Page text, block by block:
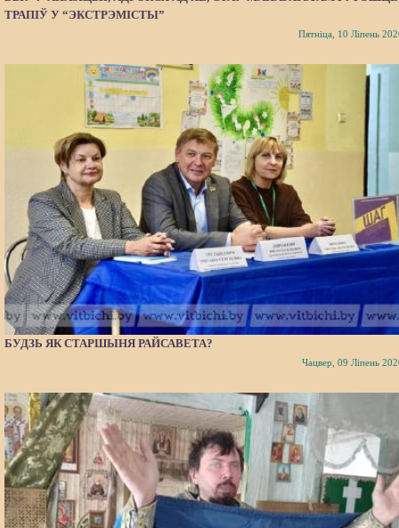
ТРАПІЎ У “ЭКСТРЭМІСТЫ”
Пятніца, 10 Ліпень
БУДЗЬ ЯК СТАРШЫНЯ РАЙСАВЕТА?
Чацвер, 09 Ліпень